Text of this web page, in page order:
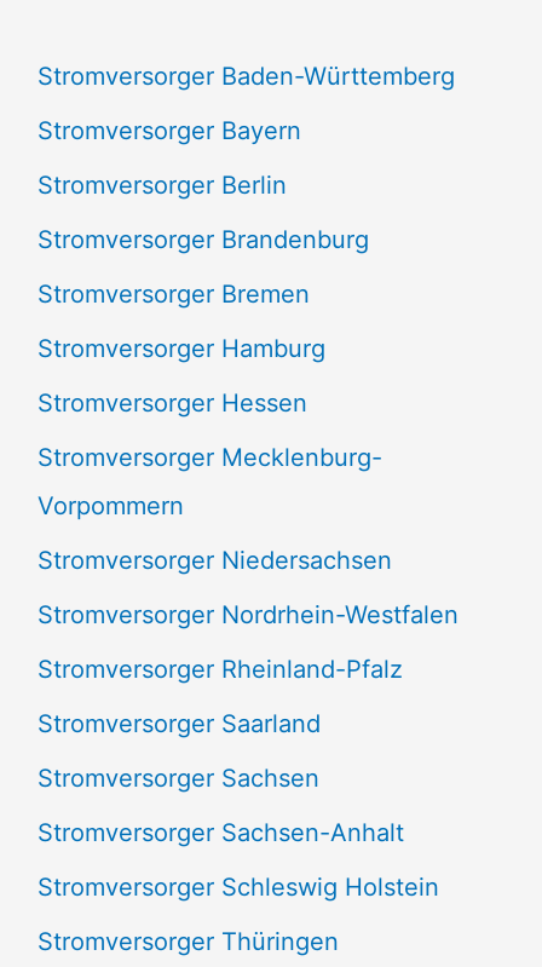
h
:
Stromversorger Baden-Württemberg
Stromversorger Bayern
Stromversorger Berlin
Stromversorger Brandenburg
Stromversorger Bremen
Stromversorger Hamburg
Stromversorger Hessen
Stromversorger Mecklenburg-
Vorpommern
Stromversorger Niedersachsen
Stromversorger Nordrhein-Westfalen
Stromversorger Rheinland-Pfalz
Stromversorger Saarland
Stromversorger Sachsen
Stromversorger Sachsen-Anhalt
Stromversorger Schleswig Holstein
Stromversorger Thüringen